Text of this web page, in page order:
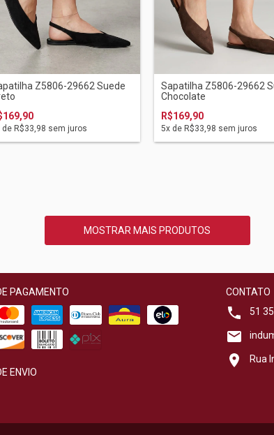
Z5806-29662 Suede
de R$33,98 sem juros
Sapatilha Z5806-29662
Chocolate
R$169,90
5x de R$33,98 sem juros
MOSTRAR MAIS PRODUTOS
PAGAMENTO
ENVIO
CONTATO
51
Rua